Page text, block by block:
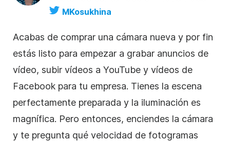
MKosukhina
Acabas de comprar una cámara nueva y por fin
estás listo para empezar a grabar anuncios de
vídeo, subir vídeos a YouTube y vídeos de
Facebook para tu empresa. Tienes la escena
perfectamente preparada y la iluminación es
magnífica. Pero entonces, enciendes la cámara
y te pregunta qué velocidad de fotogramas